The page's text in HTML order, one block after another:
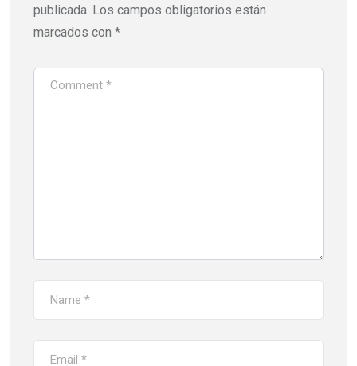
publicada. Los campos obligatorios están
marcados con *